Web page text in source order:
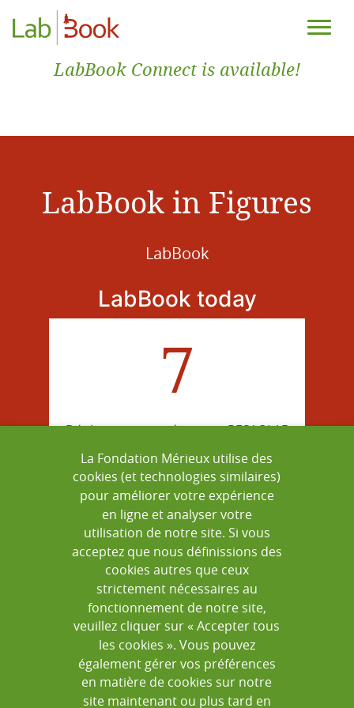
LabBook Connect is available!
LabBook in Figures
LabBook
LabBook today
7
Déployer au sein du projet RESAOLAB
=
XXX
La Fondation Mérieux utilise des
cookies (et technologies similaires)
pour améliorer votre expérience
en ligne et analyser votre
utilisation de notre site. Si vous
acceptez que nous définissions des
cookies autres que ceux
strictement nécessaires au
fonctionnement de notre site,
veuillez cliquer sur « Accepter tous
les cookies ». Vous pouvez
également gérer vos préférences
en matière de cookies sur notre
site maintenant ou plus tard en